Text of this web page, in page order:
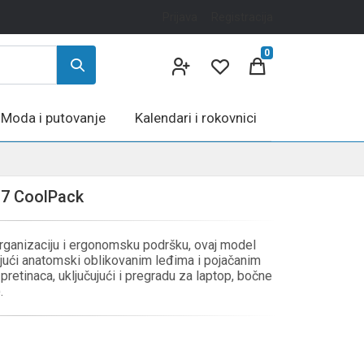
0
Moda i putovanje Kalendari i rokovnici
CoolPack
i ergonomsku podršku, ovaj model
anatomski oblikovanim leđima i pojačanim
uključujući i pregradu za laptop, bočne